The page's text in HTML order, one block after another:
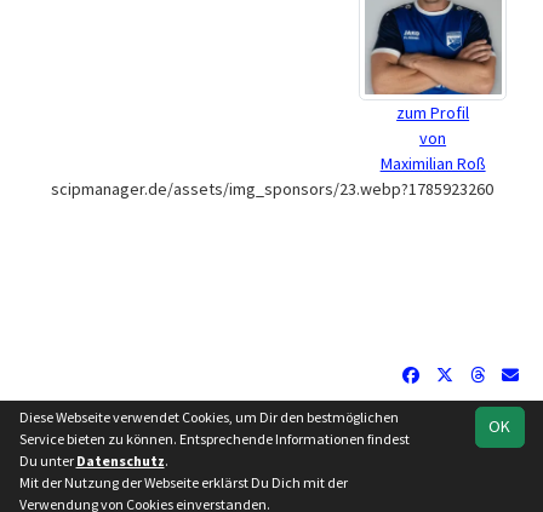
zum Profil
von
Maximilian Roß
scipmanager.de/assets/img_sponsors/23.webp?1785923260
soccero.de
Besucherstatistik Impressum Datenschutz
OK
Diese Webseite verwendet Cookies, um Dir den bestmöglichen
Service bieten zu können. Entsprechende Informationen findest
Du unter Datenschutz.
Mit der Nutzung der Webseite erklärst Du Dich mit der
Verwendung von Cookies einverstanden.